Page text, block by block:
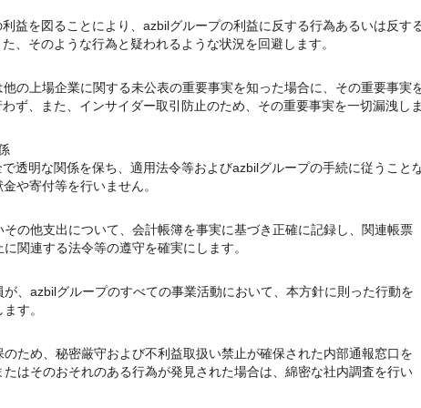
益を図ることにより、azbilグループの利益に反する行為あるいは反す
、そのような行為と疑われるような状況を回避します。
の上場企業に関する未公表の重要事実を知った場合に、その重要事実
ず、また、インサイダー取引防止のため、その重要事実を一切漏洩しま
透明な関係を保ち、適用法令等およびazbilグループの手続に従うこと
や寄付等を行いません。
の他支出について、会計帳簿を事実に基づき正確に記録し、関連帳票
関連する法令等の遵守を確実にします。
、azbilグループのすべての事業活動において、本方針に則った行動を
す。
ため、秘密厳守および不利益取扱い禁止が確保された内部通報窓口を
はそのおそれのある行為が発見された場合は、綿密な社内調査を行い